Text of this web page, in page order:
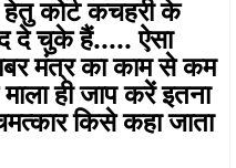
कोर्ट कचहरी के
दे चुके हैं..... ऐसा
मंत्र का काम से कम
ही जाप करें इतना
किसे कहा जाता